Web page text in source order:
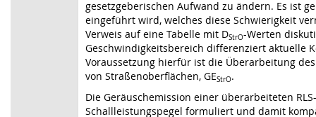
gesetzgeberischen Aufwand zu ändern. Es ist
eingeführt wird, welches diese Schwierigkeit
Verweis auf eine Tabelle mit DStrO-Werten
Geschwindigkeitsbereich differenziert aktuelle
Voraussetzung hierfür ist die Überarbeitung
von Straßenoberflächen, GEStrO.
Die Geräuschemission einer überarbeiteten
Schallleistungspegel formuliert und damit